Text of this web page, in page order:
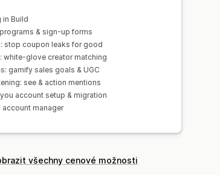
Automatické platby
karty Více měn
in Build
& sign-up forms
stop coupon leaks for good
white-glove creator matching
gamify sales goals & UGC
see & action mentions
account setup & migration
account manager
všechny cenové možnosti